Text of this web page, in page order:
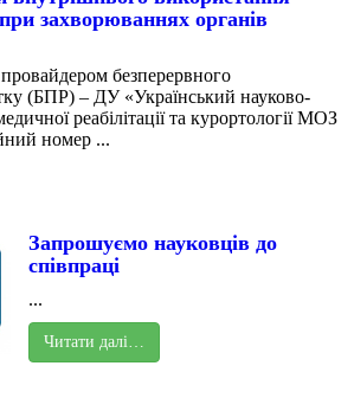
захворюваннях органів
безперервного
(БПР) – ДУ «Український науково-
реабілітації та курортології МОЗ
номер ...
Запрошуємо науковців до
співпраці
...
Читати далі…